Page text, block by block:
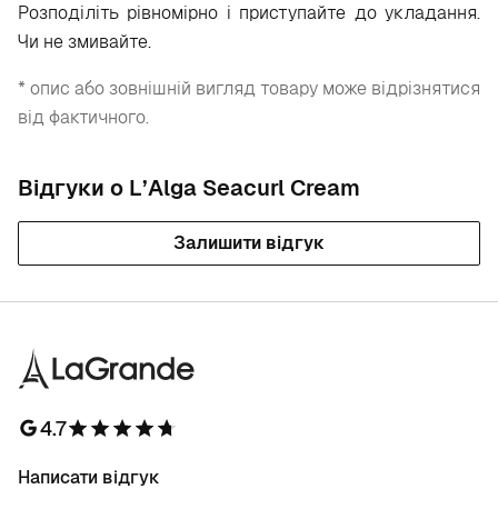
Розподіліть рівномірно і приступайте до укладання.
Чи не змивайте.
* опис або зовнішній вигляд товару може відрізнятися
від фактичного.
Відгуки о L’Alga Seacurl Cream
Залишити відгук
4.7
Написати відгук